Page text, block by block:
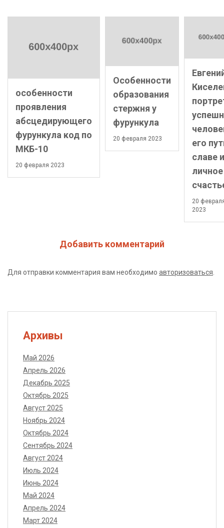
особенности
проявления
абсцедирующего
фурункула код по
МКБ-10
20 февраля 2023
Особенности
образования
стержня у
фурункула
20 февраля 2023
его
славе и
личное
20
2023
Добавить комментарий
Для отправки комментария вам необходимо авторизоваться.
Архивы
Май 2026
Апрель 2026
Декабрь 2025
Октябрь 2025
Август 2025
Ноябрь 2024
Октябрь 2024
Сентябрь 2024
Август 2024
Июль 2024
Июнь 2024
Май 2024
Апрель 2024
Март 2024